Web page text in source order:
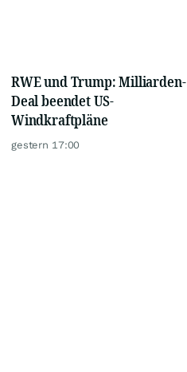
RWE und Trump: Milliarden-
Deal beendet US-
Windkraftpläne
gestern 17:00